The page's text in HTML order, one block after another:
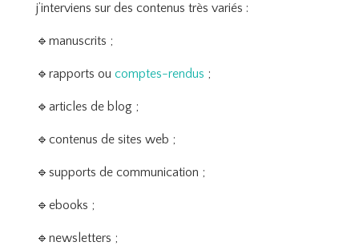
j’interviens sur des contenus très variés :
🔹manuscrits ;
🔹rapports ou comptes-rendus ;
🔹articles de blog ;
🔹contenus de sites web ;
🔹supports de communication ;
🔹ebooks ;
🔹newsletters ;